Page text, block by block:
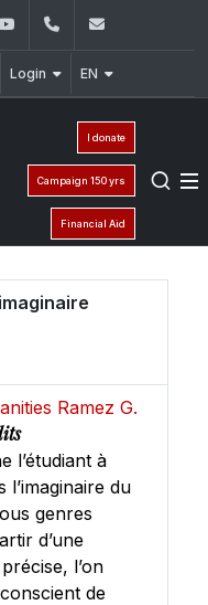
YouTube+961 (1) 421 000
Login EN
I donate
Campaign 150 yrs
Financial Aid
Ramez G.
l’étudiant à
l’imaginaire du
genres
d’une
l’on
de